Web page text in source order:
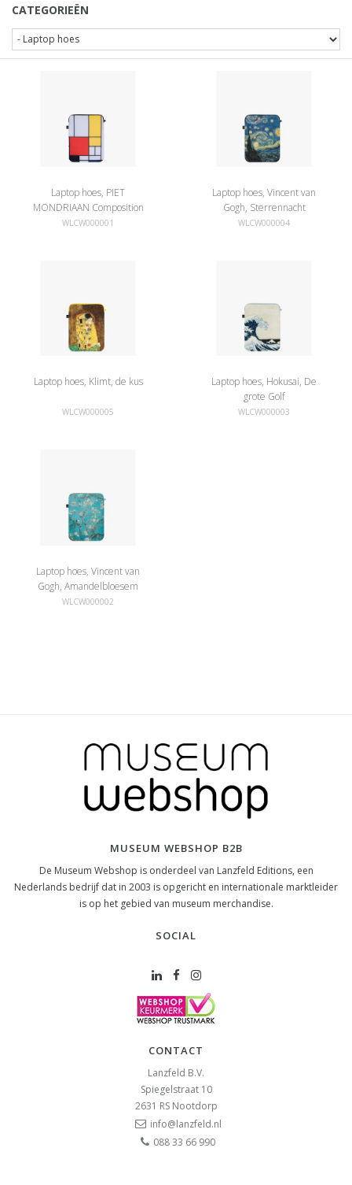
CATEGORIEËN
Laptop hoes, PIET
MONDRIAAN Composition
WLCW000001
Laptop hoes, Vincent van
Gogh, Sterrennacht
WLCW000004
Laptop hoes, Klimt, de kus
WLCW000005
Laptop hoes, Hokusai, De
grote Golf
WLCW000003
Laptop hoes, Vincent van
Gogh, Amandelbloesem
WLCW000002
MUSEUM WEBSHOP B2B
De Museum Webshop is onderdeel van Lanzfeld Editions, een
Nederlands bedrijf dat in 2003 is opgericht en internationale marktleider
is op het gebied van museum merchandise.
SOCIAL
CONTACT
Lanzfeld B.V.
Spiegelstraat 10
2631 RS Nootdorp
info@lanzfeld.nl
088 33 66 990